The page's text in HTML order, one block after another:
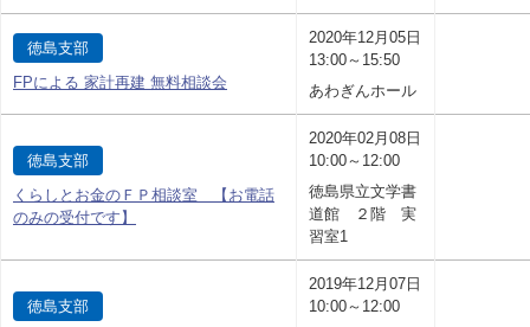
徳島支部
FPによる 家計再建 無料相談会
2020年12月05日
13:00～15:50
あわぎんホール
徳島支部
くらしとお金のＦＰ相談室 【お電話
のみの受付です】
2020年02月08日
10:00～12:00
徳島県立文学書
道館 ２階 実
習室1
徳島支部
2019年12月07日
10:00～12:00